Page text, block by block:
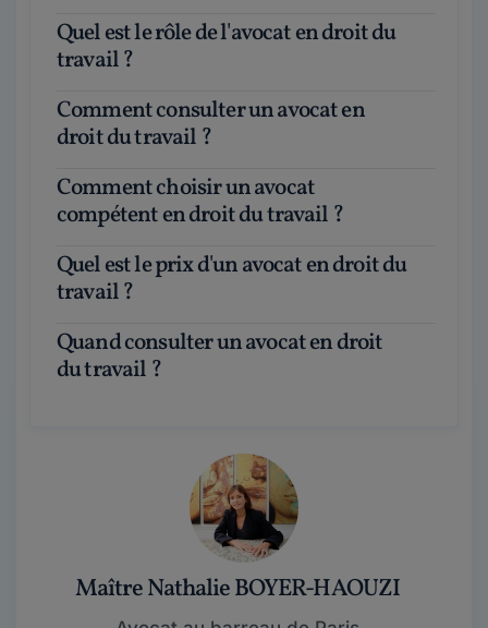
Quel est le rôle de l'avocat en droit du
travail ?
Comment consulter un avocat en
droit du travail ?
Comment choisir un avocat
compétent en droit du travail ?
Quel est le prix d'un avocat en droit du
travail ?
Quand consulter un avocat en droit
du travail ?
Maître Nathalie BOYER-HAOUZI